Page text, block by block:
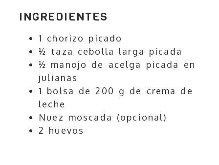
INGREDIENTES
1 chorizo picado
½ taza cebolla larga picada
½ manojo de acelga picada en
julianas
1 bolsa de 200 g de crema de
leche
Nuez moscada (opcional)
2 huevos